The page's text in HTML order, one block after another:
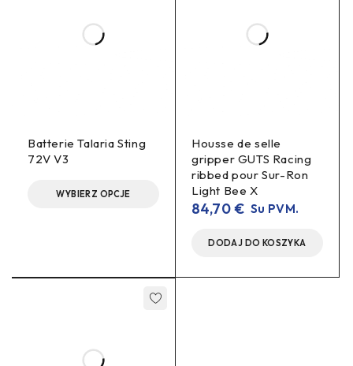
serviso aprėptis.
Ar tiks mano e-dvir. sistemai?
Dažniausiai taip, jei pavaros sistema palaiko M99 PRO 2
maitinimą/valdymą. Patikrinkite
įtampą, srovę, valdymo
ir jungtis arba susisiekite su mumis
Ar reikalingas atskiras jungiklis tolimajai?
Taip, hi-beam paprastai įjungiamas atskiru jungikliu/komanda
Batterie Talaria Sting
72V V3
WYBIERZ OPCJE
Housse de selle
gripper GUTS Racing
ribbed pour Sur-Ron
Light Bee X
84,70€ Su PVM.
DODAJ DO KOSZYKA